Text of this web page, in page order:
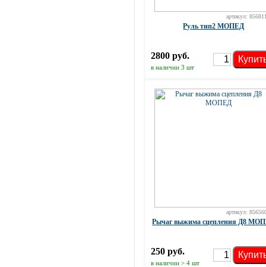
артикул:
Руль тип2 МОПЕД
2800 руб.
в наличии 3 шт
артикул:
Рычаг выжима сцепления Д8
250 руб.
в наличии > 4 шт